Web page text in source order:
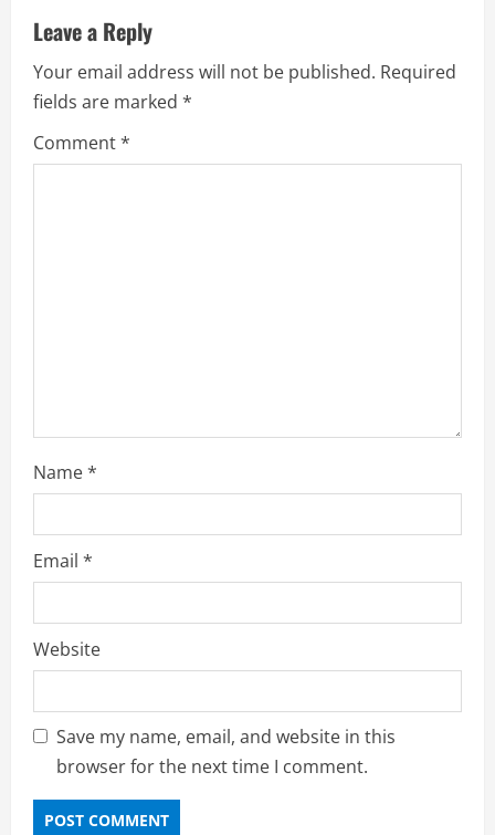
e
R
e
Leave a Reply
Your email address will not be published. Required
fields are marked *
Comment*
Name*
Email *
Website
Save my name, email, and website in this
browser for the next time I comment.